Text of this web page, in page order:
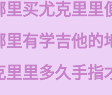
里买尤克里里
里有学吉他的
里里多久手指